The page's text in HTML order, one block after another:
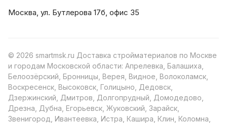
Москва, ул. Бутлерова 17б, офис 35
© 2026 smartmsk.ru Доставка стройматериалов по Москве
и городам Московской области: Апрелевка, Балашиха,
Белоозёрский, Бронницы, Верея, Видное, Волоколамск,
Воскресенск, Высоковск, Голицыно, Дедовск,
Дзержинский, Дмитров, Долгопрудный, Домодедово,
Дрезна, Дубна, Егорьевск, Жуковский, Зарайск,
Звенигород, Ивантеевка, Истра, Кашира, Клин, Коломна,